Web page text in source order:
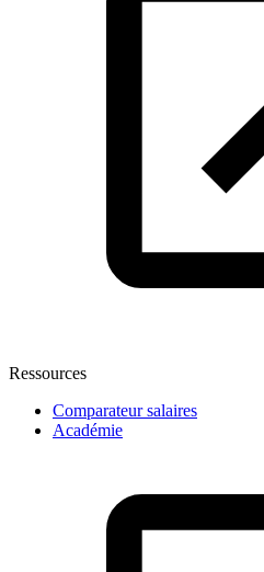
Ressources
Comparateur salaires
Académie